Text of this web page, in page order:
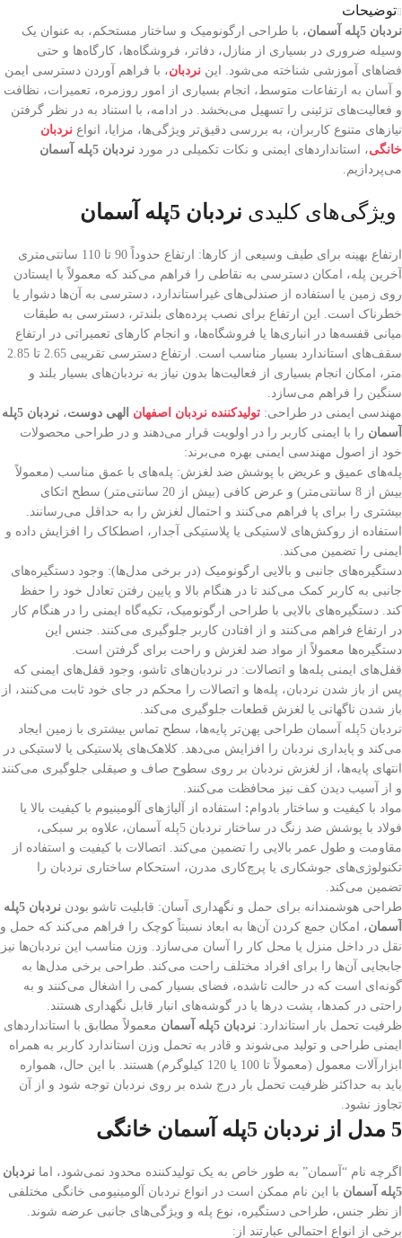
توضیحات
نردبان 5پله آسمان
، با طراحی ارگونومیک و ساختار مستحکم، به عنوان یک
وسیله ضروری در بسیاری از منازل، دفاتر، فروشگاه‌ها، کارگاه‌ها و حتی
فضاهای آموزشی شناخته می‌شود. این نردبان، با فراهم آوردن دسترسی ایمن
و آسان به ارتفاعات متوسط، انجام بسیاری از امور روزمره، تعمیرات، نظافت
و فعالیت‌های تزئینی را تسهیل می‌بخشد. در ادامه، با استناد به در نظر گرفتن
نیازهای متنوع کاربران، به بررسی دقیق‌تر ویژگی‌ها، مزایا، انواع نردبان
خانگی، استانداردهای ایمنی و نکات تکمیلی در مورد نردبان 5پله آسمان
می‌پردازیم.
ویژگی‌های کلیدی نردبان 5پله آسمان
ارتفاع بهینه برای طیف وسیعی از کارها: ارتفاع حدوداً 90 تا 110 سانتی‌متری
آخرین پله، امکان دسترسی به نقاطی را فراهم می‌کند که معمولاً با ایستادن
روی زمین یا استفاده از صندلی‌های غیراستاندارد، دسترسی به آن‌ها دشوار یا
خطرناک است. این ارتفاع برای نصب پرده‌های بلندتر، دسترسی به طبقات
میانی قفسه‌ها در انباری‌ها یا فروشگاه‌ها، و انجام کارهای تعمیراتی در ارتفاع
سقف‌های استاندارد بسیار مناسب است. ارتفاع دسترسی تقریبی 2.65 تا 2.85
متر، امکان انجام بسیاری از فعالیت‌ها بدون نیاز به نردبان‌های بسیار بلند و
سنگین را فراهم می‌سازد.
مهندسی ایمنی در طراحی: تولیدکننده نردبان اصفهان الهی دوست،
نردبان 5پله
آسمان را با ایمنی کاربر را در اولویت قرار می‌دهند و در طراحی محصولات
خود از اصول مهندسی ایمنی بهره می‌برند:
پله‌های عمیق و عریض با پوشش ضد لغزش: پله‌های با عمق مناسب (معمولاً
بیش از 8 سانتی‌متر) و عرض کافی (بیش از 20 سانتی‌متر) سطح اتکای
بیشتری را برای پا فراهم می‌کنند و احتمال لغزش را به حداقل می‌رسانند.
استفاده از روکش‌های لاستیکی یا پلاستیکی آجدار، اصطکاک را افزایش داده و
ایمنی را تضمین می‌کند.
دستگیره‌های جانبی و بالایی ارگونومیک (در برخی مدل‌ها): وجود دستگیره‌های
جانبی به کاربر کمک می‌کند تا در هنگام بالا و پایین رفتن تعادل خود را حفظ
کند. دستگیره‌های بالایی با طراحی ارگونومیک، تکیه‌گاه ایمنی را در هنگام کار
در ارتفاع فراهم می‌کنند و از افتادن کاربر جلوگیری می‌کنند. جنس این
دستگیره‌ها معمولاً از مواد ضد لغزش و راحت برای گرفتن است.
قفل‌های ایمنی پله‌ها و اتصالات: در نردبان‌های تاشو، وجود قفل‌های ایمنی که
پس از باز شدن نردبان، پله‌ها و اتصالات را محکم در جای خود ثابت می‌کنند، از
باز شدن ناگهانی یا لغزش قطعات جلوگیری می‌کند.
نردبان 5پله آسمان طراحی پهن‌تر پایه‌ها، سطح تماس بیشتری با زمین ایجاد
می‌کند و پایداری نردبان را افزایش می‌دهد. کلاهک‌های پلاستیکی یا لاستیکی در
انتهای پایه‌ها، از لغزش نردبان بر روی سطوح صاف و صیقلی جلوگیری می‌کنند
و از آسیب دیدن کف نیز محافظت می‌کنند.
مواد با کیفیت و ساختار بادوام: استفاده از آلیاژهای آلومینیوم با کیفیت بالا یا
فولاد با پوشش ضد زنگ در ساختار نردبان 5پله آسمان، علاوه بر سبکی،
مقاومت و طول عمر بالایی را تضمین می‌کند. اتصالات با کیفیت و استفاده از
تکنولوژی‌های جوشکاری یا پرچ‌کاری مدرن، استحکام ساختاری نردبان را
تضمین می‌کند.
طراحی هوشمندانه برای حمل و نگهداری آسان: قابلیت تاشو بودن
نردبان 5پله
آسمان، امکان جمع کردن آن‌ها به ابعاد نسبتاً کوچک را فراهم می‌کند که حمل و
نقل در داخل منزل یا محل کار را آسان می‌سازد. وزن مناسب این نردبان‌ها نیز
جابجایی آن‌ها را برای افراد مختلف راحت می‌کند. طراحی برخی مدل‌ها به
گونه‌ای است که در حالت تاشده، فضای بسیار کمی را اشغال می‌کنند و به
راحتی در کمدها، پشت درها یا در گوشه‌های انبار قابل نگهداری هستند.
ظرفیت تحمل بار استاندارد: نردبان 5پله آسمان
معمولاً مطابق با استانداردهای
ایمنی طراحی و تولید می‌شوند و قادر به تحمل وزن استاندارد کاربر به همراه
ابزارآلات معمول (معمولاً تا 100 یا 120 کیلوگرم) هستند. با این حال، همواره
باید به حداکثر ظرفیت تحمل بار درج شده بر روی نردبان توجه شود و از آن
تجاوز نشود.
5 مدل از نردبان 5پله آسمان خانگی
اگرچه نام “آسمان” به طور خاص به یک تولیدکننده محدود نمی‌شود، اما نردبان
5پله آسمان
با این نام ممکن است در انواع نردبان آلومینیومی خانگی مختلفی
از نظر جنس، طراحی دستگیره، نوع پله و ویژگی‌های جانبی عرضه شوند.
برخی از انواع احتمالی عبارتند از: